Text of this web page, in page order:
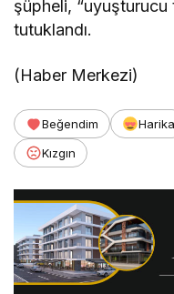
şüpheli,
tutuklandı.
(Haber Merkezi)
Beğendim Harika
Kızgın